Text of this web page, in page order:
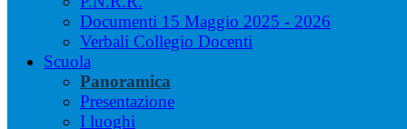
Documenti 15 Maggio 2025 - 2026
Verbali Collegio Docenti
Scuola
Panoramica
Presentazione
I luoghi